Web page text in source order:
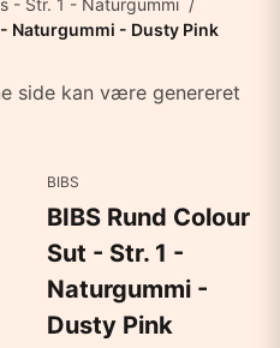
- Str. 1 - Naturgummi /
- Naturgummi - Dusty Pink
side kan være genereret
BIBS
BIBS Rund Colour
Sut - Str. 1 -
Naturgummi -
Dusty Pink